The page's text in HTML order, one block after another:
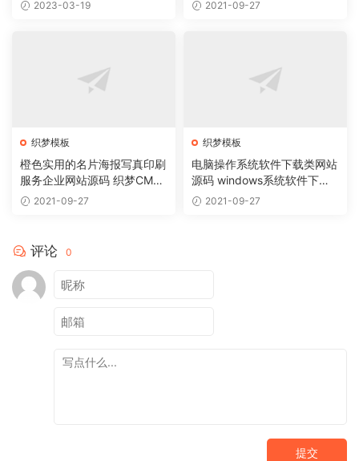
2023-03-19 2021-09-27
织梦模板
橙色实用的名片海报写真印刷
服务企业网站源码 织梦CMS
模板2021-09-27
织梦模板
电脑操作系统软件下载类网站
源码 windows系统软件下载
网站织梦模板
2021-09-27
评论 0
提交